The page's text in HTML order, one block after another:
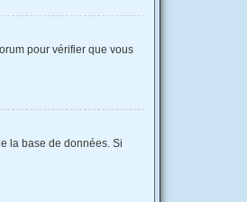
pour vérifier que vous
la base de données. Si